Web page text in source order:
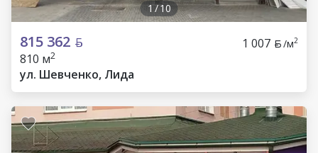
1 /10
815 362 1 007 /м2
810 м2
ул. Шевченко, Лида